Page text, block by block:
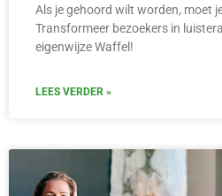
Als je gehoord wilt worden, moet
Transformeer bezoekers in
eigenwijze Waffel!
LEES VERDER »